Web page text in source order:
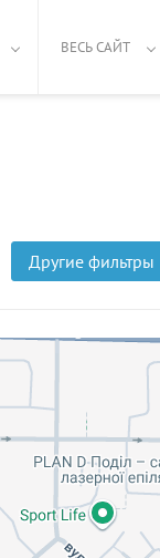
ВЕСЬ САЙТ
Другие фильтры